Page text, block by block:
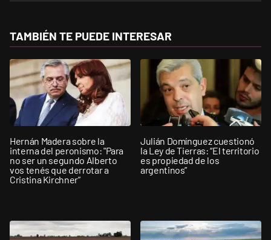
TAMBIÉN TE PUEDE INTERESAR
Hernán Madera sobre la
interna del peronismo: "Para
no ser un segundo Alberto
vos tenés que derrotar a
Cristina Kirchner”
Julián Domínguez cuestionó
la Ley de Tierras: “El territorio
es propiedad de los
argentinos”